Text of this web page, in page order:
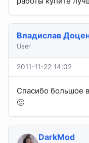
Владислав
User
2011-11-22 14:02
Спасибо большое
🙂
DarkMod